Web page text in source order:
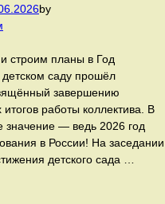
by
строим планы в Год
саду прошёл
завершению
работы коллектива. В
значение — ведь 2026 год
в России! На заседании
детского сада …